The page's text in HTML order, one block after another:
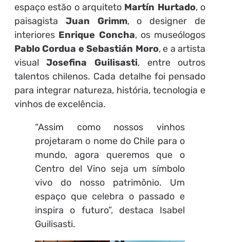
espaço estão o arquiteto Martín Hurtado, o
paisagista Juan Grimm, o designer de
interiores Enrique Concha, os museólogos
Pablo Cordua e Sebastián Moro, e a artista
visualJosefina Guilisasti, entre outros
talentos chilenos. Cada detalhe foi pensado
para integrar natureza, história, tecnologia e
vinhos de excelência.
“Assim como nossos vinhos
projetaram o nome do Chile para o
mundo, agora queremos que o
Centro del Vino seja um símbolo
vivo do nosso patrimônio. Um
espaço que celebra o passado e
inspira o futuro”, destaca Isabel
Guilisasti.